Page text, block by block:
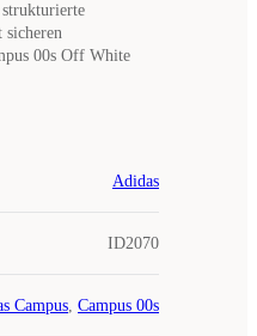
00s Off White
Adidas
ID2070
Campus, Campus 00s